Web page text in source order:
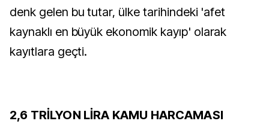
denk gelen bu tutar, ülke tarihindeki 'afet
kaynaklı en büyük ekonomik kayıp' olarak
kayıtlara geçti.
2,6 TRİLYON LİRA KAMU HARCAMASI